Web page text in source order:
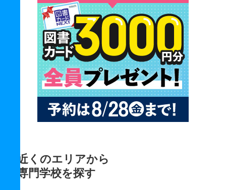
近くのエリアから
専門学校を探す